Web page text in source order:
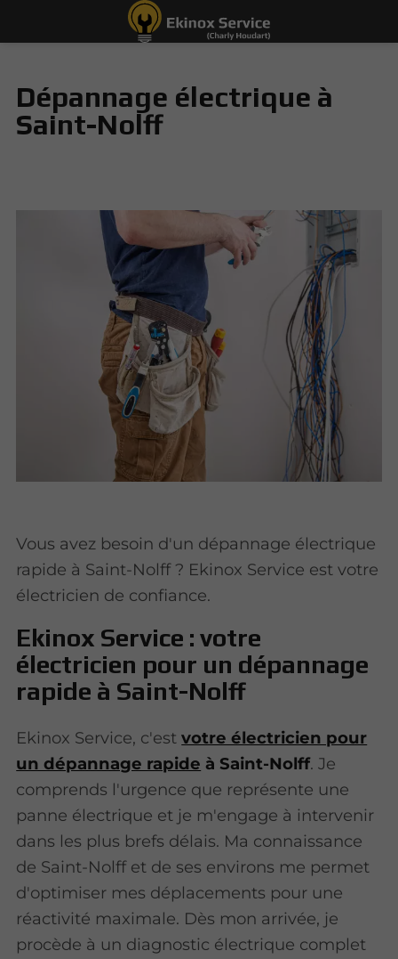
Dépannage électrique à
Saint-Nolff
Vous avez besoin d'un dépannage électrique
rapide à Saint-Nolff ? Ekinox Service est votre
électricien de confiance.
Ekinox Service : votre
électricien pour un dépannage
rapide à Saint-Nolff
Ekinox Service, c'estvotre électricien pour
un dépannage rapide à Saint-Nolff. Je
comprends l'urgence que représente une
panne électrique et je m'engage à intervenir
dans les plus brefs délais. Ma connaissance
de Saint-Nolff et de ses environs me permet
d'optimiser mes déplacements pour une
réactivité maximale. Dès mon arrivée, je
procède à un diagnostic électrique complet